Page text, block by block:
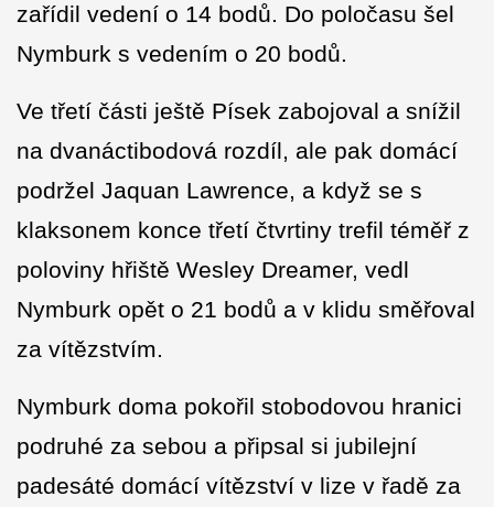
zařídil vedení o 14 bodů. Do poločasu šel
Nymburk s vedením o 20 bodů.
Ve třetí části ještě Písek zabojoval a snížil
na dvanáctibodová rozdíl, ale pak domácí
podržel Jaquan Lawrence, a když se s
klaksonem konce třetí čtvrtiny trefil téměř z
poloviny hřiště Wesley Dreamer, vedl
Nymburk opět o 21 bodů a v klidu směřoval
za vítězstvím.
Nymburk doma pokořil stobodovou hranici
podruhé za sebou a připsal si jubilejní
padesáté domácí vítězství v lize v řadě za